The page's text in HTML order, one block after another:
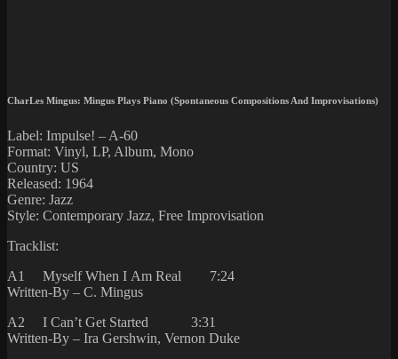
CharLes Mingus: Mingus Plays Piano (Spontaneous Compositions And Improvisations)
Label: Impulse! ‎– A-60
Format: Vinyl, LP, Album, Mono
Country: US
Released: 1964
Genre: Jazz
Style: Contemporary Jazz, Free Improvisation
Tracklist:
A1 Myself When I Am Real 7:24
Written-By – C. Mingus
A2 I Can’t Get Started 3:31
Written-By – Ira Gershwin, Vernon Duke